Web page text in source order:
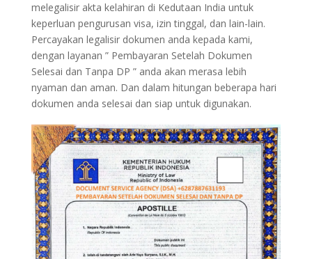
melegalisir akta kelahiran di Kedutaan India untuk
keperluan pengurusan visa, izin tinggal, dan lain-lain.
Percayakan legalisir dokumen anda kepada kami,
dengan layanan ” Pembayaran Setelah Dokumen
Selesai dan Tanpa DP ” anda akan merasa lebih
nyaman dan aman. Dan dalam hitungan beberapa hari
dokumen anda selesai dan siap untuk digunakan.